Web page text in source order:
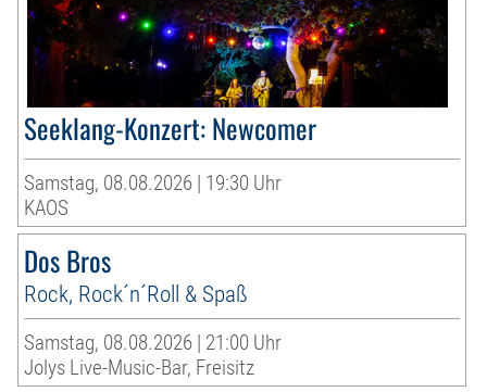
Seeklang-Konzert: Newcomer
Samstag, 08.08.2026 | 19:30 Uhr
KAOS
Dos Bros
Rock, Rock´n´Roll & Spaß
Samstag, 08.08.2026 | 21:00 Uhr
Jolys Live-Music-Bar, Freisitz